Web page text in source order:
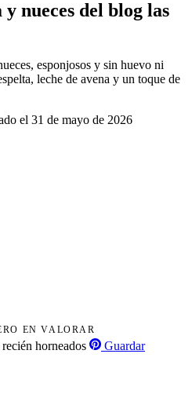
nueces del blog las
esponjosos y sin huevo ni
leche de avena y un toque de
el 31 de mayo de 2026
EN VALORAR
Guardar